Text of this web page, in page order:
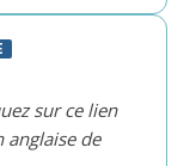
sur ce lien
de